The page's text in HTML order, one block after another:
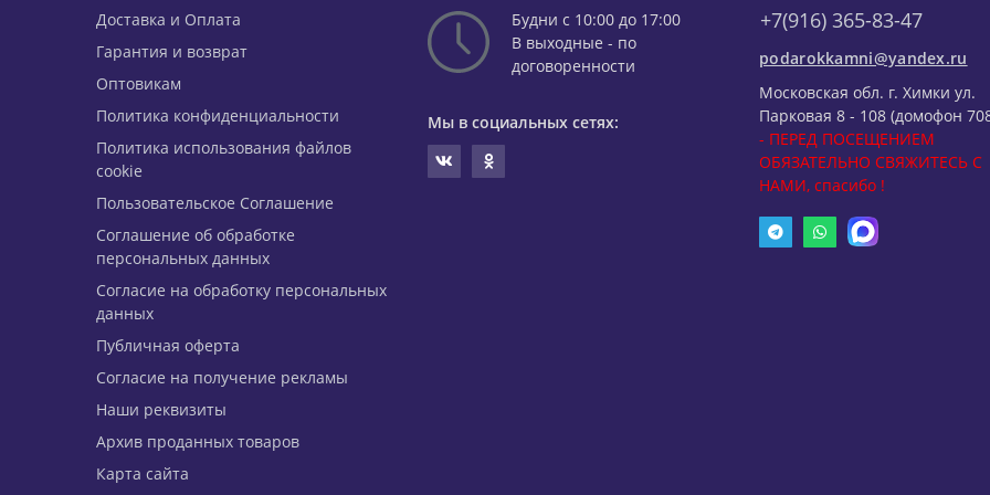
Доставка и Оплата
Гарантия и возврат
Оптовикам
Политика конфиденциальности
Политика использования файлов
cookie
Пользовательское Соглашение
Соглашение об обработке
персональных данных
Согласие на обработку персональных
данных
Публичная оферта
Согласие на получение рекламы
Наши реквизиты
Архив проданных товаров
Карта сайта
Будни с 10:00 до 17:00
В выходные - по
договоренности
Мы в социальных сетях:
+7(916) 365-83-47
podarokkamni@yandex.ru
Московская обл. г. Химки ул.
Парковая 8 - 108 (домофон
- ПЕРЕД ПОСЕЩЕНИЕМ
ОБЯЗАТЕЛЬНО СВЯЖИТЕСЬ С
НАМИ, спасибо !